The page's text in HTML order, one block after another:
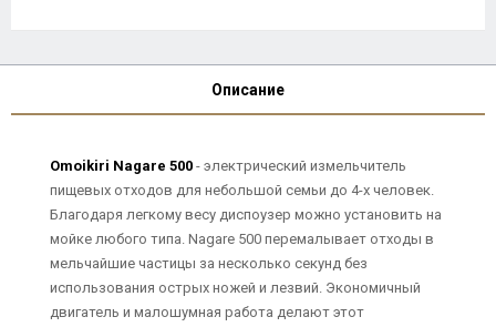
Описание
Omoikiri Nagare 500 - электрический измельчитель
пищевых отходов для небольшой семьи до 4-х человек.
Благодаря легкому весу диспоузер можно установить на
мойке любого типа. Nagare 500 перемалывает отходы в
мельчайшие частицы за несколько секунд без
использования острых ножей и лезвий. Экономичный
двигатель и малошумная работа делают этот